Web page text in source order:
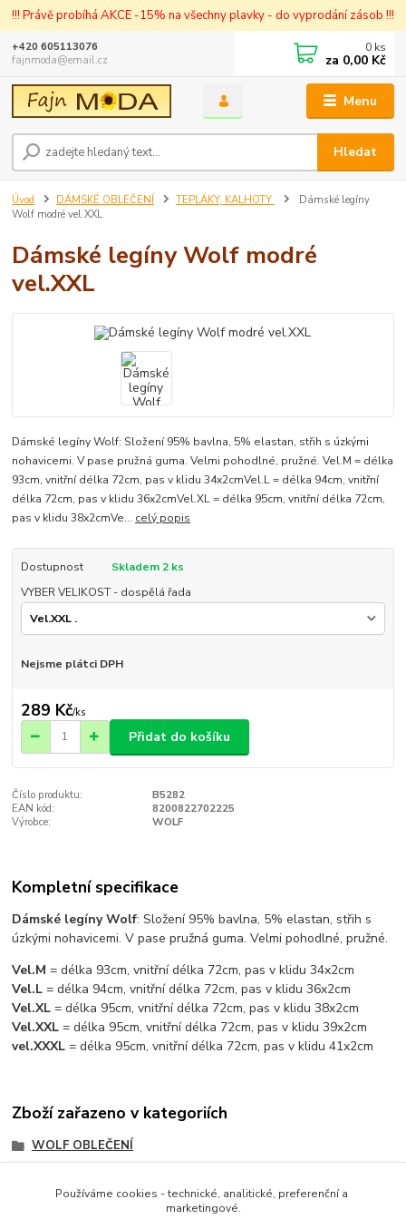
!!! Právě probíhá AKCE -15% na všechny plavky - do vyprodání zásob !!!
Menu
Hledat
+420 605113076
fajnmoda@email.cz
0 ks
za 0,00 Kč
Úvod DÁMSKÉ OBLEČENÍ TEPLÁKY, KALHOTY
Dámské legíny
Wolf modré vel.XXL
Dámské legíny Wolf modré
vel.XXL
Dámské legíny Wolf: Složení 95% bavlna, 5% elastan, střih s úzkými
nohavicemi. V pase pružná guma. Velmi pohodlné, pružné. Vel.M = délka
93cm, vnitřní délka 72cm, pas v klidu 34x2cmVel.L = délka 94cm, vnitřní
délka 72cm, pas v klidu 36x2cmVel.XL = délka 95cm, vnitřní délka 72cm,
pas v klidu 38x2cmVe... celý popis
Dostupnost
Skladem 2 ks
VYBER VELIKOST - dospělá řada
Nejsme plátci DPH
289 Kč/ks
Přidat do košíku
Číslo produktu:
B5282
EAN kód:
8200822702225
Výrobce:
WOLF
Kompletní specifikace
Dámské legíny Wolf: Složení 95% bavlna, 5% elastan, střih s
úzkými nohavicemi. V pase pružná guma. Velmi pohodlné, pružné.
Vel.M= délka 93cm, vnitřní délka 72cm, pas v klidu 34x2cm
Vel.L= délka 94cm, vnitřní délka 72cm, pas v klidu 36x2cm
Vel.XL = délka 95cm, vnitřní délka 72cm, pas v klidu 38x2cm
Vel.XXL = délka 95cm, vnitřní délka 72cm, pas v klidu 39x2cm
vel.XXXL= délka 95cm, vnitřní délka 72cm, pas v klidu 41x2cm
Zboží zařazeno v kategoriích
WOLF OBLEČENÍ
DÁMSKÉ A PÁNSKÉ WOLF
Používáme cookies - technické, analitické, preferenční a
marketingové.